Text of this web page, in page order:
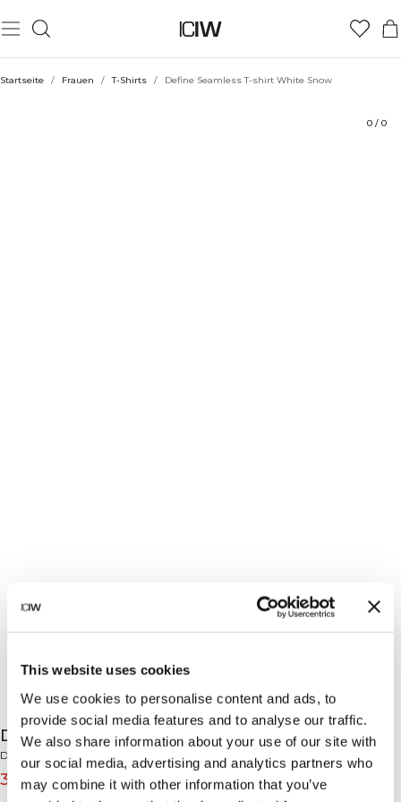
This website uses cookies
We use cookies to personalise content and ads, to
provide social media features and to analyse our traffic.
We also share information about your use of our site with
our social media, advertising and analytics partners who
may combine it with other information that you’ve
Startseite / Frauen / T-Shirts / Define Seamless T-shirt White Snow
0 / 0
Define Seamless T-Shirt White Snow
Define Seamless Collection
31€39€(-20%)